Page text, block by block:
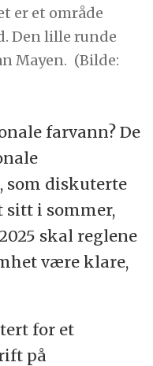
er et område
Den lille runde
Mayen. (Bilde:
farvann? De
som diskuterte
i sommer,
skal reglene
være klare,
for et
på